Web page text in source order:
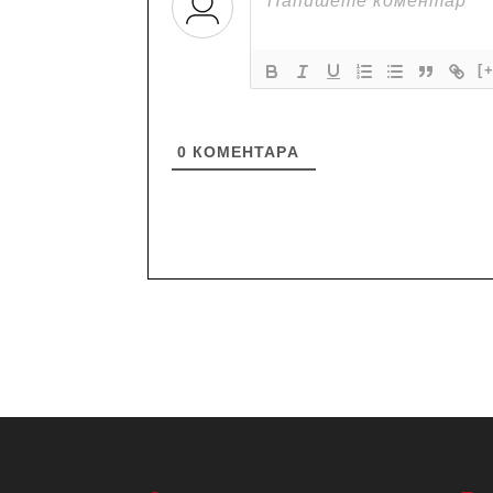
0 КОМЕНТАРA